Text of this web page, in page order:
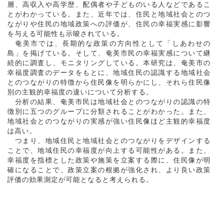
層、高収入や高学歴、配偶者や子どものいる人などであるこ
とがわかっている。また、近年では、住民と地域社会とのつ
ながりや住民の地域政策への評価が、住民の幸福実感に影響
を与える可能性も示唆されている。
奄美市では、長期的な政策の方向性として「しあわせの
島」を掲げている。そして、奄美市民の幸福実感について継
続的に調査し、モニタリングしている。本研究は、奄美市の
幸福度調査のデータをもとに、地域住民の認識する地域社会
とのつながりの特徴から住民像を明らかにし、それら住民像
別の主観的幸福度の違いについて分析する。
分析の結果、奄美市民は地域社会とのつながりの認識の特
徴別に五つのグループに分類されることがわかった。また、
地域社会とのつながりの実感が強い住民像ほど主観的幸福度
は高い。
つまり、地域住民と地域社会とのつながりをデザインする
ことで、地域住民の幸福度が向上する可能性がある。また、
幸福度を指標とした政策や施策を立案する際に、住民像が明
確になることで、政策立案の根拠が強化され、より良い政策
評価の効果測定が可能となると考えられる。